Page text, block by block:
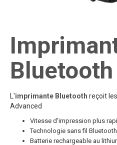
Bluetooth
L'imprimante Bluetooth reçoit
Advanced
Vitesse d'impression plus
Technologie sans fil Bluetooth
Batterie rechargeable au